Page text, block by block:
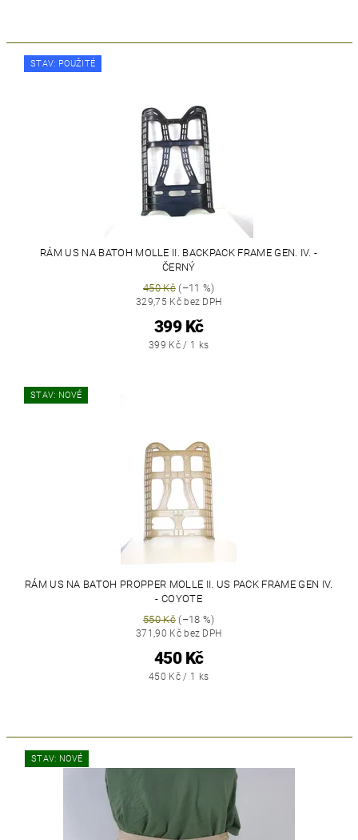
STAV: POUŽITÉ
RÁM US NA BATOH MOLLE II. BACKPACK FRAME GEN. IV. -
ČERNÝ
450 Kč(–11 %)
329,75 Kč bez DPH
399 Kč
399 Kč / 1 ks
STAV: NOVÉ
RÁM US NA BATOH PROPPER MOLLE II. US PACK FRAME GEN IV.
- COYOTE
550 Kč(–18 %)
371,90 Kč bez DPH
450 Kč
450 Kč / 1 ks
STAV: NOVÉ